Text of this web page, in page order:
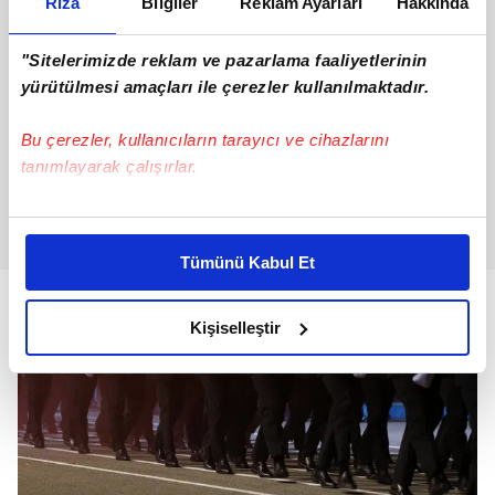
"Sitelerimizde reklam ve pazarlama faaliyetlerinin
yürütülmesi amaçları ile çerezler kullanılmaktadır.
Bu çerezler, kullanıcıların tarayıcı ve cihazlarını
tanımlayarak çalışırlar.
Bu çerezlere izin vermeniz halinde sizlere özel
daha iyi reklam deneyimi yaşatabiliriz. Bunu yaparken
amacımızın size daha iyi bir reklam deneyimi sunmak
olduğunu ve sizlere en iyi içerikleri sunabilmek adına
elimizden gelen çabayı gösterdiğimizi ve bu noktada,
reklamların maliyetlerimizi karşılamak noktasında tek gelir
kalemimiz olduğunu sizlere hatırlatmak isteriz.
Her halükârda, kullanıcılar, bu çerezlere izin vermedikleri
takdirde, kullanıcılara hedefli reklamlar
Tümünü Kabul Et
Kişiselleştir